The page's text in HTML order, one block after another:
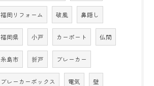
福岡リフォーム 破風 鼻隠し
福岡県 小戸 カーポート 仏間
糸島市 折戸 ブレーカー
ブレーカーボックス 電気 壁